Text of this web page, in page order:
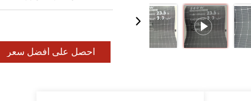
احصل على أفضل سعر